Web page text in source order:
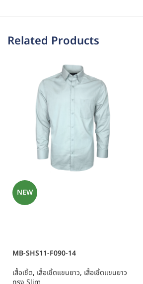
Related Products
NEW
MB-SHS11-F090-14
เสื้อเชิ้ต, เสื้อเชิ้ตแขนยาว, เสื้อเชิ้ตแขนยาว